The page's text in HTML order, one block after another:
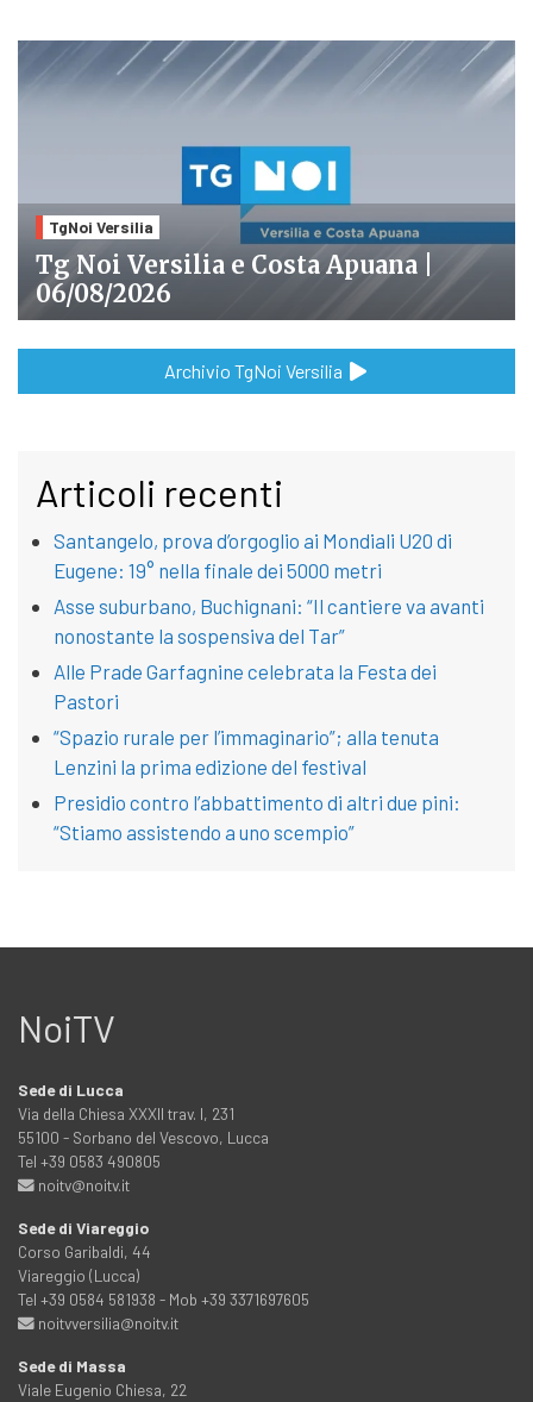
TgNoi Versilia
Tg Noi Versilia e Costa Apuana |
06/08/2026
Archivio TgNoi Versilia
Articoli recenti
Santangelo, prova d’orgoglio ai Mondiali U20 di
Eugene: 19° nella finale dei 5000 metri
Asse suburbano, Buchignani: “Il cantiere va avanti
nonostante la sospensiva del Tar”
Alle Prade Garfagnine celebrata la Festa dei
Pastori
“Spazio rurale per l’immaginario”; alla tenuta
Lenzini la prima edizione del festival
Presidio contro l’abbattimento di altri due pini:
“Stiamo assistendo a uno scempio”
NoiTV
Sede di Lucca
Via della Chiesa XXXII trav. I, 231
55100 - Sorbano del Vescovo, Lucca
Tel +39 0583 490805
noitv@noitv.it
Sede di Viareggio
Corso Garibaldi, 44
Viareggio (Lucca)
Tel +39 0584 581938 - Mob +39 3371697605
noitvversilia@noitv.it
Sede di Massa
Viale Eugenio Chiesa, 22